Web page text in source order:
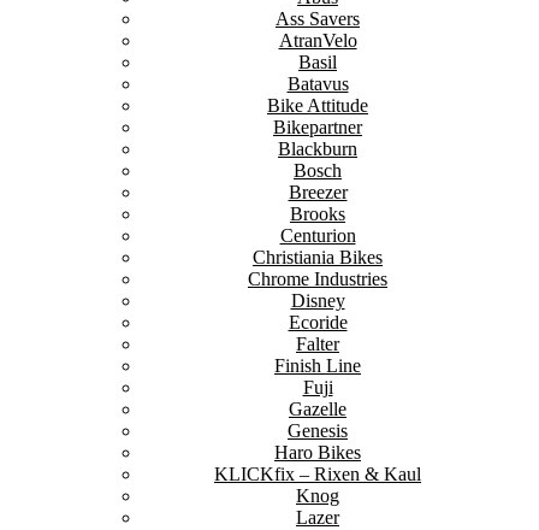
Ass Savers
AtranVelo
Basil
Batavus
Bike Attitude
Bikepartner
Blackburn
Bosch
Breezer
Brooks
Centurion
Christiania Bikes
Chrome Industries
Disney
Ecoride
Falter
Finish Line
Fuji
Gazelle
Genesis
Haro Bikes
KLICKfix – Rixen & Kaul
Knog
Lazer